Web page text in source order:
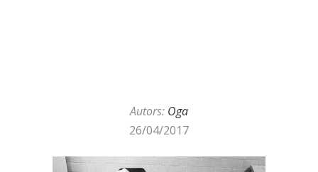
Autors: Oga
26/04/2017